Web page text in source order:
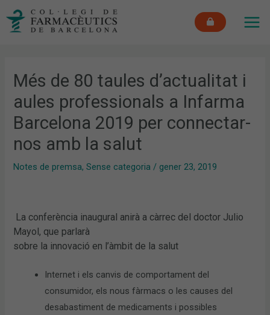
Més de 80 taules d’actualitat i
aules professionals a Infarma
Barcelona 2019 per connectar-
nos amb la salut
Notes de premsa,Sense categoria / gener 23, 2019
La conferència inaugural anirà a càrrec del doctor Julio
Mayol, que parlarà
sobre la innovació en l’àmbit de la salut
Internet i els canvis de comportament del
consumidor, els nous fàrmacs o les causes del
desabastiment de medicaments i possibles